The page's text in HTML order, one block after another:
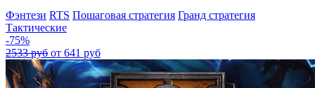
Фэнтези RTS Пошаговая стратегия Гранд стратегия
Тактические
-75%
2533 руб от 641 руб